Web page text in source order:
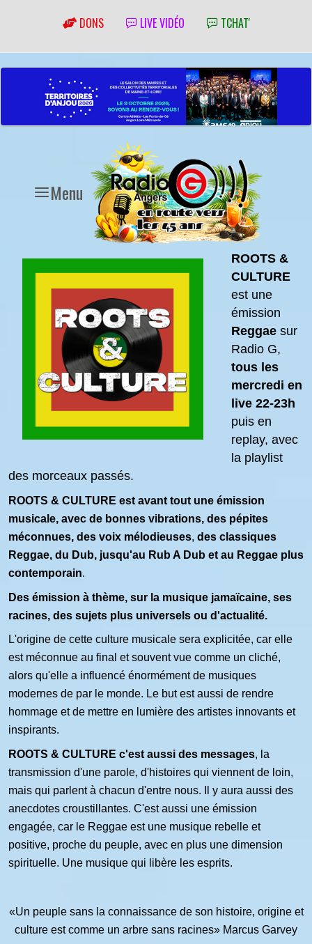
DONS LIVE VIDÉO TCHAT'
Menu
ROOTS &
CULTURE
est une
émission
Reggae sur
Radio G,
tous les
mercredi en
live 22-23h
puis en
replay, avec
la playlist
des morceaux passés.
ROOTS & CULTURE est avant tout une émission
musicale, avec de bonnes vibrations, des pépites
méconnues, des voix mélodieuses, des classiques
Reggae, du Dub, jusqu'au Rub A Dub et au Reggae plus
contemporain.
Des émission à thème, sur la musique jamaïcaine, ses
racines, des sujets plus universels ou d'actualité.
L'origine de cette culture musicale sera explicitée, car elle
est méconnue au final et souvent vue comme un cliché,
alors qu'elle a influencé énormément de musiques
modernes de par le monde. Le but est aussi de rendre
hommage et de mettre en lumière des artistes innovants et
inspirants.
ROOTS & CULTURE c'est aussi des messages, la
transmission d'une parole, d'histoires qui viennent de loin,
mais qui parlent à chacun d'entre nous. Il y aura aussi des
anecdotes croustillantes. C'est aussi une émission
engagée, car le Reggae est une musique rebelle et
positive, proche du peuple, avec en plus une dimension
spirituelle. Une musique qui libère les esprits.
«Un peuple sans la connaissance de son histoire, origine et
culture est comme un arbre sans racines» Marcus Garvey